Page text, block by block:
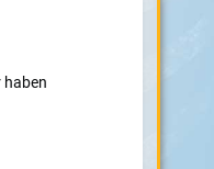
haben